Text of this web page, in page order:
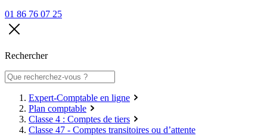
01 86 76 07 25
Rechercher
Expert-Comptable en ligne
Plan comptable
Classe 4 : Comptes de tiers
Classe 47 - Comptes transitoires ou d’attente